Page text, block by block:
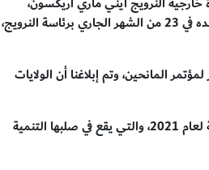
ترتيبات اجتماع لجنة تنسيق مساعدات الدول المانحة (AHLC)، المزمع عقده في 23 من الشهر الجاري برئاسة النرويج،
المانحين، وتم إبلاغنا أن الولايات
واستعرض اشتية خلال الاجتماع الأولويات الفلسطينية والاحتياجات المالية لعام 2021، والتي يقع في صلبها التنمية